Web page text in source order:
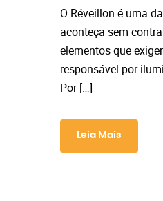
O Réveillon é uma
aconteça sem
elementos que
responsável por
Por […]
Leia Mais